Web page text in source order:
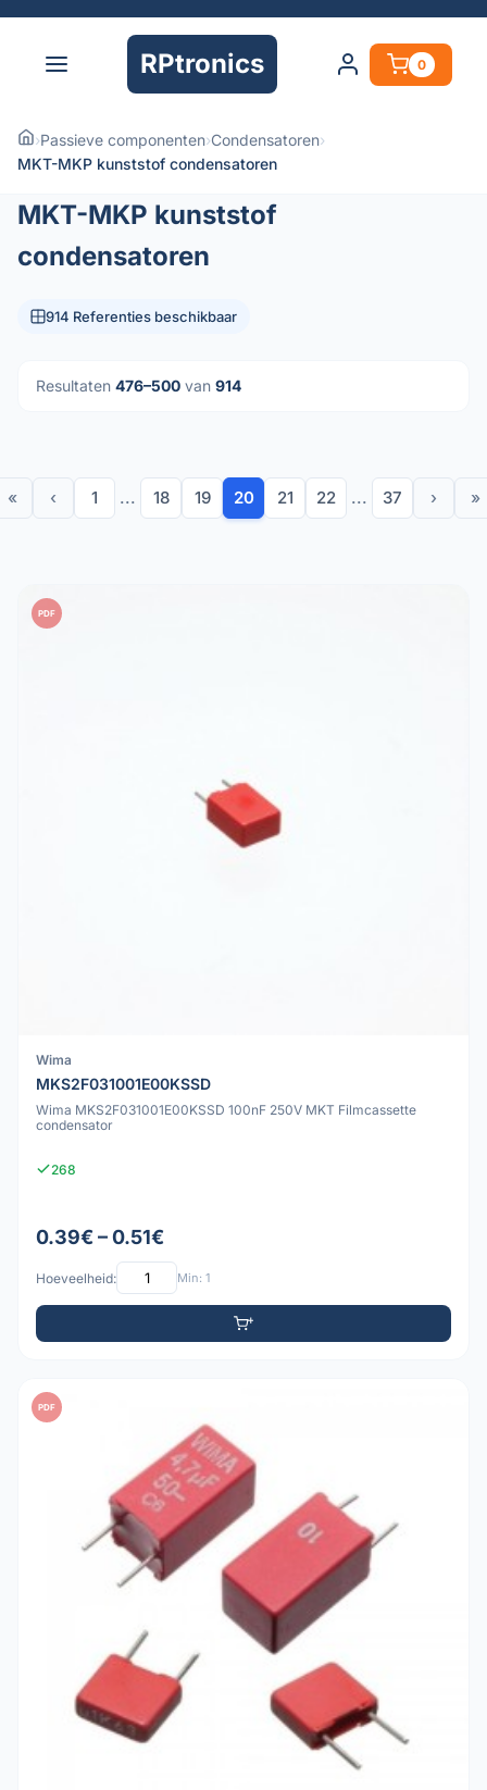
RPtronics 0
›Passieve componenten›Condensatoren›
MKT-MKP kunststof condensatoren
MKT-MKP kunststof
condensatoren
914 Referenties beschikbaar
Resultaten 476–500 van 914
« ‹ 1 ... 18 19 20 21 22 ... 37 › »
PDF
Wima
MKS2F031001E00KSSD
Wima MKS2F031001E00KSSD 100nF 250V MKT Filmcassette
condensator
268
0.39€ – 0.51€
Hoeveelheid: Min: 1
PDF